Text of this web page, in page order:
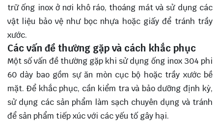
trữ ống inox ở nơi khô ráo, thoáng mát và sử dụng các
vật liệu bảo vệ như bọc nhựa hoặc giấy để tránh trầy
xước.
Các vấn đề thường gặp và cách khắc phục
Một số vấn đề thường gặp khi sử dụng ống inox 304 phi
60 dày bao gồm sự ăn mòn cục bộ hoặc trầy xước bề
mặt. Để khắc phục, cần kiểm tra và bảo dưỡng định kỳ,
sử dụng các sản phẩm làm sạch chuyên dụng và tránh
để sản phẩm tiếp xúc với các yếu tố gây hại.